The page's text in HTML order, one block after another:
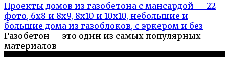
Проекты домов из газобетона с мансардой — 22
фото, 6х8 и 8х9, 8х10 и 10х10, небольшие и
большие дома из газоблоков, с эркером и без
Газобетон — это один из самых популярных
материалов